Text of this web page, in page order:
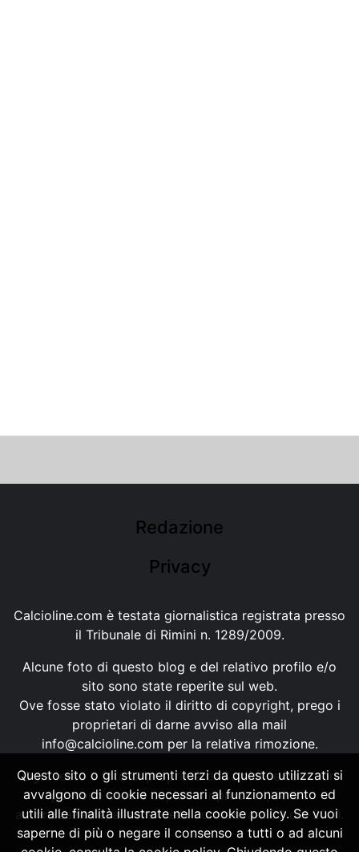
Redazione
Privacy
Calcioline.com è testata giornalistica registrata presso
il Tribunale di Rimini n. 1289/2009.
Alcune foto di questo blog e del relativo profilo e/o
sito sono state reperite sul web.
Ove fosse stato violato il diritto di copyright, prego i
proprietari di darne avviso alla mail
info@calcioline.com per la relativa rimozione.
Ogni testo e foto di proprietà di Calcioline.com non
possono essere copiati o riprodotti, senza
autorizzazione, ai sensi della normativa n.29 del 2001.
Questo sito o gli strumenti terzi da questo utilizzati si
avvalgono di cookie necessari al funzionamento ed
utili alle finalità illustrate nella cookie policy. Se vuoi
saperne di più o negare il consenso a tutti o ad alcuni